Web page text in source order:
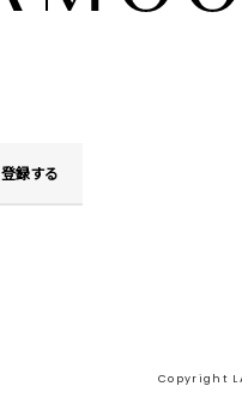
登録する
Copyright